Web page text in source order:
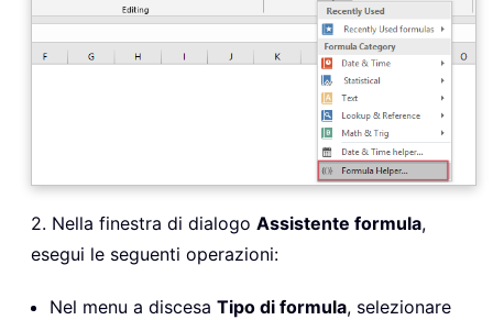
2. Nella finestra di dialogo Assistente formula,
esegui le seguenti operazioni:
Nel menu a discesa Tipo di formula, selezionare